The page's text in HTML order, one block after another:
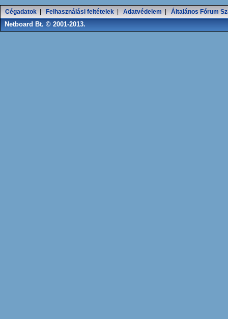
Cégadatok Felhasználási feltételek Adatvédelem Általános Fórum
Netboard Bt. © 2001-2013.